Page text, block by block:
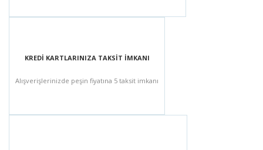
KREDİ KARTLARINIZA TAKSİT İMKANI
Alışverişlerinizde peşin fiyatına 5 taksit imkanı